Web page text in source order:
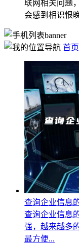
联网相关问题
会感到相识恨晚
首页
查询企业信息
查询企业信息
强，越来越多
最方便...